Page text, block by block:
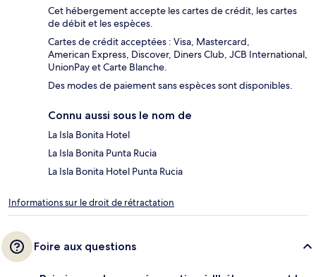
Cet hébergement accepte les cartes de crédit, les cartes
de débit et les espèces.
Cartes de crédit acceptées : Visa, Mastercard,
American Express, Discover, Diners Club, JCB International,
UnionPay et Carte Blanche.
Des modes de paiement sans espèces sont disponibles.
Connu aussi sous le nom de
La Isla Bonita Hotel
La Isla Bonita Punta Rucia
La Isla Bonita Hotel Punta Rucia
Informations sur le droit de rétractation
Foire aux questions